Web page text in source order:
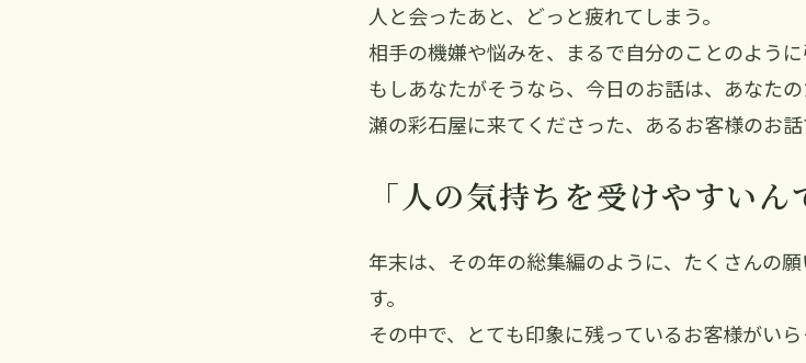
人と会ったあと、どっと疲れてしまう。
相手の機嫌や悩みを、まるで自分のことのように
もしあなたがそうなら、今日のお話は、あなた
瀬の彩石屋に来てくださった、あるお客様のお話
「人の気持ちを受けやすいん
年末は、その年の総集編のように、たくさんの
す。
その中で、とても印象に残っているお客様がいら